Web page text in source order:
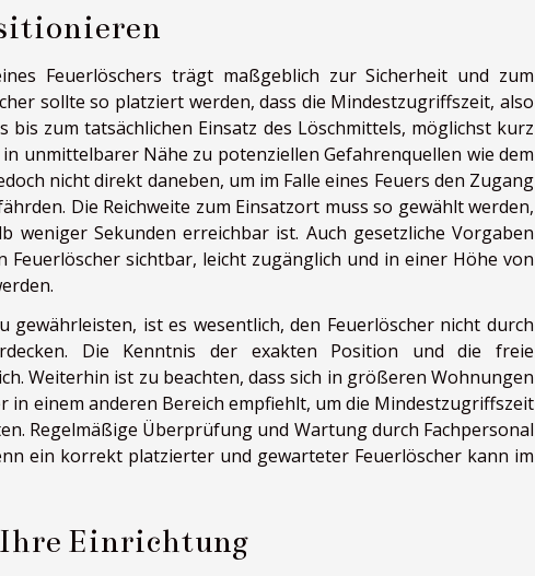
Feuerlöschers trägt maßgeblich zur Sicherheit und zum
sollte so platziert werden, dass die Mindestzugriffszeit, also
bis zum tatsächlichen Einsatz des Löschmittels, möglichst kurz
unmittelbarer Nähe zu potenziellen Gefahrenquellen wie dem
nicht direkt daneben, um im Falle eines Feuers den Zugang
Die Reichweite zum Einsatzort muss so gewählt werden,
weniger Sekunden erreichbar ist. Auch gesetzliche Vorgaben
sichtbar, leicht zugänglich und in einer Höhe von
gewährleisten, ist es wesentlich, den Feuerlöscher nicht durch
Die Kenntnis der exakten Position und die freie
Weiterhin ist zu beachten, dass sich in größeren Wohnungen
in einem anderen Bereich empfiehlt, um die Mindestzugriffszeit
Regelmäßige Überprüfung und Wartung durch Fachpersonal
ein korrekt platzierter und gewarteter Feuerlöscher kann im
Einrichtung